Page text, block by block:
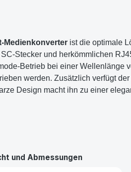
Medienkonverter ist die optimale
Stecker und herkömmlichen
Betrieb bei einer Wellenlänge
werden. Zusätzlich verfügt
Design macht ihn zu einer
und Abmessungen